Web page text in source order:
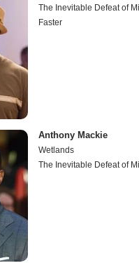
The Inevitable Defeat of
Faster
Anthony Mackie
Wetlands
The Inevitable Defeat of